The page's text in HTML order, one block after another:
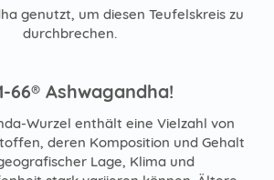
genutzt, um diesen Teufelskreis zu
durchbrechen.
66®Ashwagandha!
Wurzel enthält eine Vielzahl von
deren Komposition und Gehalt
Lage, Klima und